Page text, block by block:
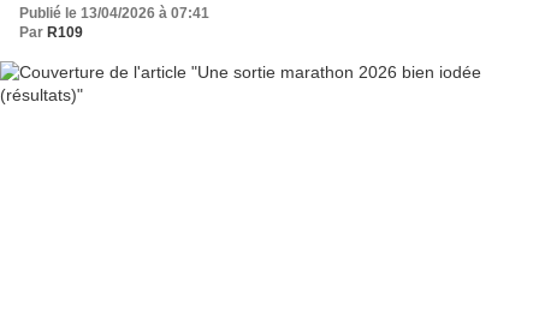
Publié le 13/04/2026 à 07:41
Par R109